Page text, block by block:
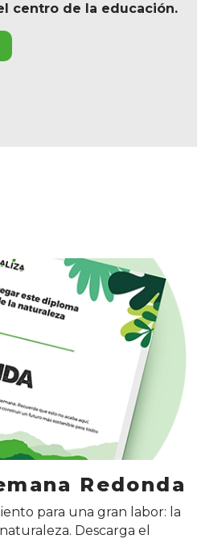
centro de la educación.
Redonda
para una gran labor: la
Descarga el